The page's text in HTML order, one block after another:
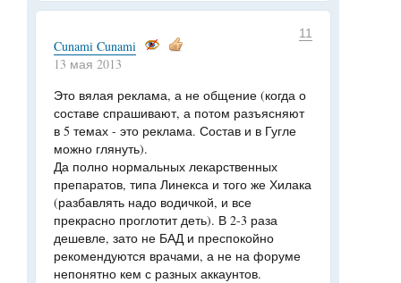
11
Cunami Cunami
13 мая 2013
Это вялая реклама, а не общение (когда о
составе спрашивают, а потом разъясняют
в 5 темах - это реклама. Состав и в Гугле
можно глянуть).
Да полно нормальных лекарственных
препаратов, типа Линекса и того же Хилака
(разбавлять надо водичкой, и все
прекрасно проглотит деть). В 2-3 раза
дешевле, зато не БАД и преспокойно
рекомендуются врачами, а не на форуме
непонятно кем с разных аккаунтов.